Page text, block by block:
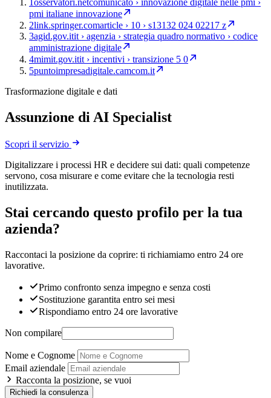
pmi italiane innovazione
2link.springer.comarticle › 10 › s13132 024 02217 z
3agid.gov.itit › agenzia › strategia quadro normativo › codice
amministrazione digitale
4mimit.gov.itit › incentivi › transizione 5 0
5puntoimpresadigitale.camcom.it
Trasformazione digitale e dati
Assunzione di AI Specialist
Scopri il servizio
Digitalizzare i processi HR e decidere sui dati: quali competenze
servono, cosa misurare e come evitare che la tecnologia resti
inutilizzata.
Stai cercando questo profilo per la tua
azienda?
Raccontaci la posizione da coprire: ti richiamiamo entro 24 ore
lavorative.
Primo confronto senza impegno e senza costi
Sostituzione garantita entro sei mesi
Rispondiamo entro 24 ore lavorative
Non compilare
Nome e Cognome
Email aziendale
Racconta la posizione, se vuoi
Richiedi la consulenza